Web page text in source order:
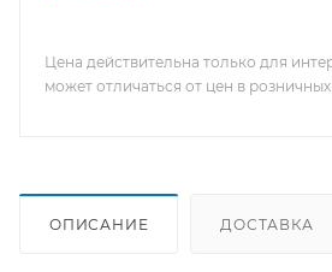
Цена действительна только для
может отличаться от цен в
ОПИСАНИЕ ДОСТАВКА